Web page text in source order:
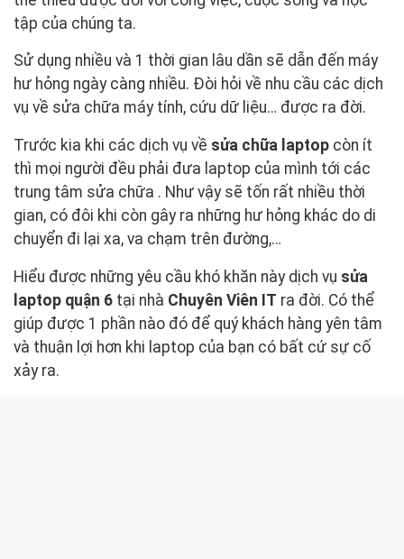
tập của chúng ta.
Sử dụng nhiều và 1 thời gian lâu dần sẽ dẫn đến máy
hư hỏng ngày càng nhiều. Đòi hỏi về nhu cầu các dịch
vụ về sửa chữa máy tính, cứu dữ liệu… được ra đời.
Trước kia khi các dịch vụ về sửa chữa laptop còn ít
thì mọi người đều phải đưa laptop của mình tới các
trung tâm sửa chữa . Như vậy sẽ tốn rất nhiều thời
gian, có đôi khi còn gây ra những hư hỏng khác do di
chuyển đi lại xa, va chạm trên đường,…
Hiểu được những yêu cầu khó khăn này dịch vụ sửa
laptop quận 6 tại nhà Chuyên Viên IT ra đời. Có thể
giúp được 1 phần nào đó để quý khách hàng yên tâm
và thuận lợi hơn khi laptop của bạn có bất cứ sự cố
xảy ra.